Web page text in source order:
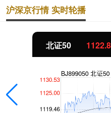
沪深京行情 实时轮播
北证50